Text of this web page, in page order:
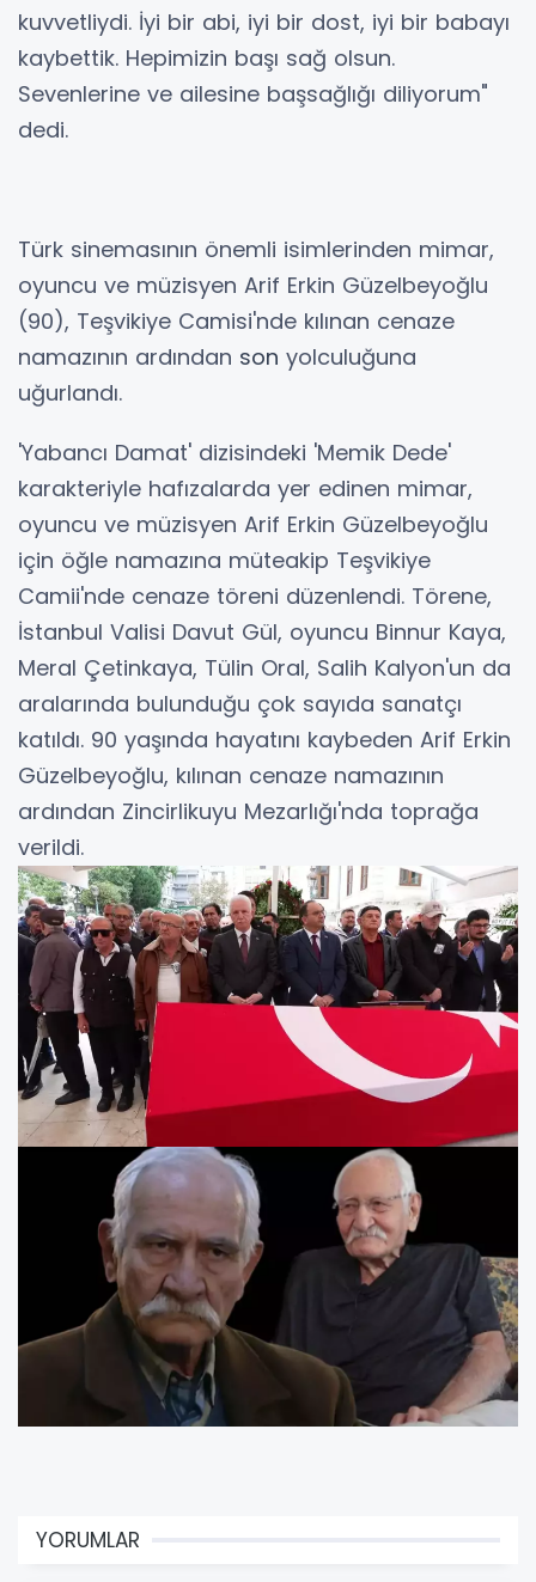
kuvvetliydi. İyi bir abi, iyi bir dost, iyi bir babayı
kaybettik. Hepimizin başı sağ olsun.
Sevenlerine ve ailesine başsağlığı diliyorum"
dedi.
Türk sinemasının önemli isimlerinden mimar,
oyuncu ve müzisyen Arif Erkin Güzelbeyoğlu
(90), Teşvikiye Camisi'nde kılınan cenaze
namazının ardından son yolculuğuna
uğurlandı.
'Yabancı Damat' dizisindeki 'Memik Dede'
karakteriyle hafızalarda yer edinen mimar,
oyuncu ve müzisyen Arif Erkin Güzelbeyoğlu
için öğle namazına müteakip Teşvikiye
Camii'nde cenaze töreni düzenlendi. Törene,
İstanbul Valisi Davut Gül, oyuncu Binnur Kaya,
Meral Çetinkaya, Tülin Oral, Salih Kalyon'un da
aralarında bulunduğu çok sayıda sanatçı
katıldı. 90 yaşında hayatını kaybeden Arif Erkin
Güzelbeyoğlu, kılınan cenaze namazının
ardından Zincirlikuyu Mezarlığı'nda toprağa
verildi.
YORUMLAR